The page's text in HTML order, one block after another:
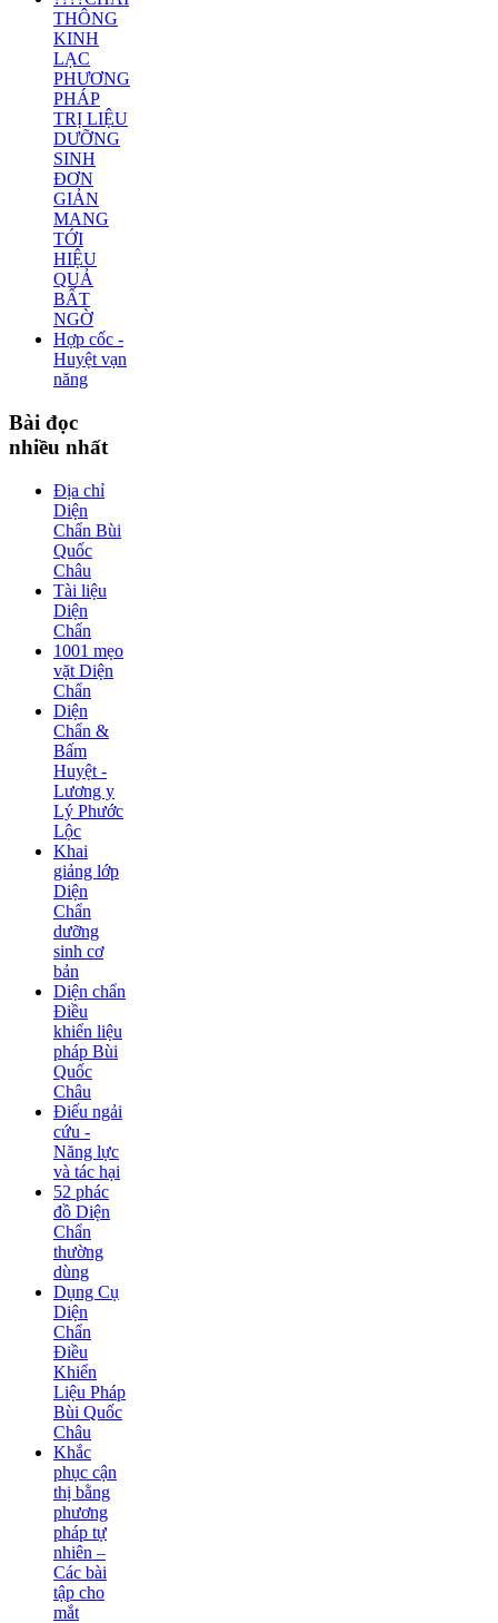
THÔNG
KINH
LẠC
PHƯƠNG
PHÁP
TRỊ LIỆU
DƯỠNG
SINH
ĐƠN
GIẢN
MANG
TỚI
HIỆU
QUẢ
BẤT
NGỜ
Hợp cốc -
Huyệt vạn
năng
Bài đọc
nhiều nhất
Địa chỉ
Diện
Chẩn Bùi
Quốc
Châu
Tài liệu
Diện
Chẩn
1001 mẹo
vặt Diện
Chẩn
Diện
Chẩn &
Bấm
Huyệt -
Lương y
Lý Phước
Lộc
Khai
giảng lớp
Diện
Chẩn
dưỡng
sinh cơ
bản
Diện chẩn
Điều
khiển liệu
pháp Bùi
Quốc
Châu
Điếu ngải
cứu -
Năng lực
và tác hại
52 phác
đồ Diện
Chẩn
thường
dùng
Dụng Cụ
Diện
Chẩn
Điều
Khiển
Liệu Pháp
Bùi Quốc
Châu
Khắc
phục cận
thị bằng
phương
pháp tự
nhiên –
Các bài
tập cho
mắt